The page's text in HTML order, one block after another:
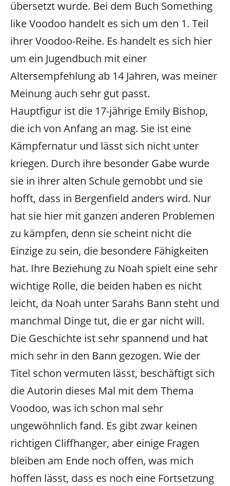
übersetzt wurde. Bei dem Buch Something
like Voodoo handelt es sich um den 1. Teil
ihrer Voodoo-Reihe. Es handelt es sich hier
um ein Jugendbuch mit einer
Altersempfehlung ab 14 Jahren, was meiner
Meinung auch sehr gut passt.
Hauptfigur ist die 17-jährige Emily Bishop,
die ich von Anfang an mag. Sie ist eine
Kämpfernatur und lässt sich nicht unter
kriegen. Durch ihre besonder Gabe wurde
sie in ihrer alten Schule gemobbt und sie
hofft, dass in Bergenfield anders wird. Nur
hat sie hier mit ganzen anderen Problemen
zu kämpfen, denn sie scheint nicht die
Einzige zu sein, die besondere Fähigkeiten
hat. Ihre Beziehung zu Noah spielt eine sehr
wichtige Rolle, die beiden haben es nicht
leicht, da Noah unter Sarahs Bann steht und
manchmal Dinge tut, die er gar nicht will.
Die Geschichte ist sehr spannend und hat
mich sehr in den Bann gezogen. Wie der
Titel schon vermuten lässt, beschäftigt sich
die Autorin dieses Mal mit dem Thema
Voodoo, was ich schon mal sehr
ungewöhnlich fand. Es gibt zwar keinen
richtigen Cliffhanger, aber einige Fragen
bleiben am Ende noch offen, was mich
hoffen lässt, dass es noch eine Fortsetzung